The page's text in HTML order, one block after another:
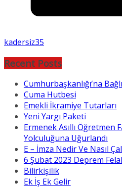
kadersiz35
Recent Posts
Cumhurbaşkanlığı’na
Cuma Hutbesi
Emekli İkramiye Tutarları
Yeni Yargı Paketi
Ermenek Asıllı Öğretmen
Yolculuğuna Uğurlandı
E – İmza Nedir Ve Nasıl
6 Şubat 2023 Deprem
Bilirkişilik
Ek İş Ek Gelir